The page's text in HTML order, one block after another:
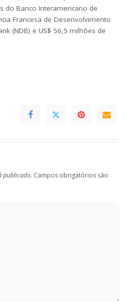
do Banco Interamericano de
Francesa de Desenvolvimento
(NDB) e US$ 56,5 milhões de
publicado. Campos obrigatórios são